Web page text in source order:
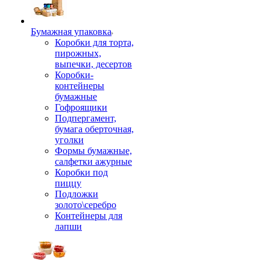
Бумажная упаковка
Коробки для торта,
пирожных,
выпечки, десертов
Коробки-
контейнеры
бумажные
Гофроящики
Подпергамент,
бумага оберточная,
уголки
Формы бумажные,
салфетки ажурные
Коробки под
пиццу
Подложки
золото\серебро
Контейнеры для
лапши